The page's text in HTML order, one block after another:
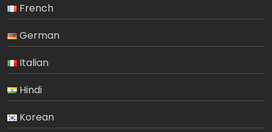
French
German
Italian
Hindi
Korean